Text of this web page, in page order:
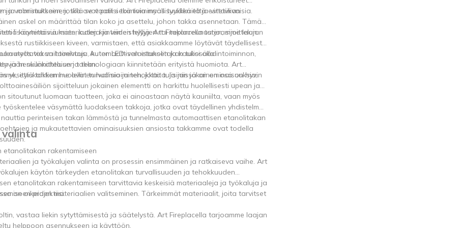
valmistukseen, jotka ovat paitsi toimivia myös tyylikkäitä ja virtaviivaisia.
ja monimutkainen, sillä se vaatii sekä toiminnallisuuden että estetiikan
askel on määrittää tilan koko ja asettelu, johon takka asennetaan. Tämä
lisäominaisuuksien, kuten kiinteiden hyllyjen tai takanreunusten, sijoittelun.
käytettäviä materiaaleja ja viimeistelyjä. Art Fireplacella tarjoamme laajan
rustiikkiseen kiveen, varmistaen, että asiakkaamme löytävät täydellisesti
vaihtoehtoja, kuten LED-valaistuksen ja kaukosäädintoiminnon,
ja henkilökohtaisen takan.
myös takan toimivuus. Automaattisen etanolitakan tulisi olla
suunnitteluun ja teknologiaan kiinnitetään erityistä huomiota. Art
että takkamme ovat turvallisia ja tehokkaita, ja niissä on ominaisuuksia,
yksityiskohtien huolellinen huomioiminen, jotta tulisijan jokainen osa on hyvin
sijoitteluun jokainen elementti on harkittu huolellisesti upean ja
sitoutunut luomaan tuotteen, joka ei ainoastaan ​​näytä kauniilta, vaan myös
väsymättä luodakseen takkoja, jotka ovat täydellinen yhdistelmä
perinteisen takan lämmöstä ja tunnelmasta automaattisen etanolitakan
ja mukautettavien ominaisuuksien ansiosta takkamme ovat todella
rakentamiseen
ja työkalujen valinta on prosessin ensimmäinen ja ratkaiseva vaihe. Art
käytön tärkeyden etanolitakan turvallisuuden ja tehokkuuden
etanolitakan rakentamiseen tarvittavia keskeisiä materiaaleja ja työkaluja ja
projektiisi.
on oikeiden materiaalien valitseminen. Tärkeimmät materiaalit, joita tarvitset
vastaa liekin sytyttämisestä ja säätelystä. Art Fireplacella tarjoamme laajan
helppoon asennukseen ja käyttöön.